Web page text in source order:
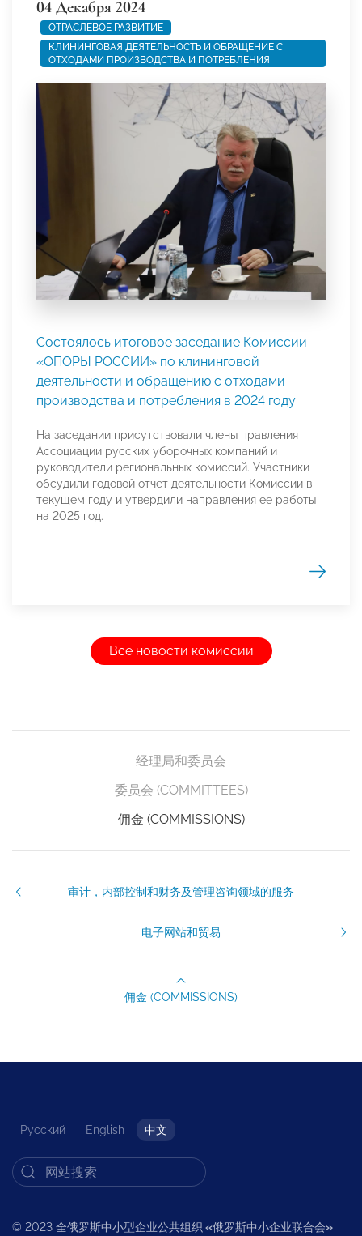
04 Декабря 2024
ОТРАСЛЕВОЕ РАЗВИТИЕ
КЛИНИНГОВАЯ ДЕЯТЕЛЬНОСТЬ И ОБРАЩЕНИЕ С
ОТХОДАМИ ПРОИЗВОДСТВА И ПОТРЕБЛЕНИЯ
Состоялось итоговое заседание Комиссии
«ОПОРЫ РОССИИ» по клининговой
деятельности и обращению с отходами
производства и потребления в 2024 году
На заседании присутствовали члены правления
Ассоциации русских уборочных компаний и
руководители региональных комиссий. Участники
обсудили годовой отчет деятельности Комиссии в
текущем году и утвердили направления ее работы
на 2025 год.
Все новости комиссии
经理局和委员会
委员会 (COMMITTEES)
佣金 (COMMISSIONS)
审计，内部控制和财务及管理咨询领域的服务
电子网站和贸易
佣金 (COMMISSIONS)
Русский English 中文
© 2023 全俄罗斯中小型企业公共组织 «俄罗斯中小企业联合会»